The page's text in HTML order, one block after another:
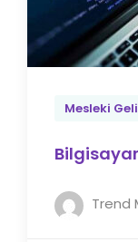
Mesleki
Bilgisayar
Trend